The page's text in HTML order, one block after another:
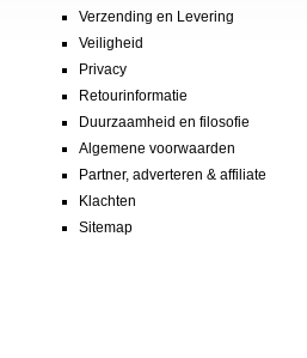
Verzending en Levering
Veiligheid
Privacy
Retourinformatie
Duurzaamheid en filosofie
Algemene voorwaarden
Partner, adverteren & affiliate
Klachten
Sitemap